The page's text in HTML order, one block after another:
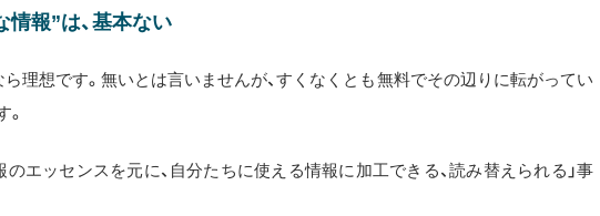
報”は、基本ない
ら理想です。無いとは言いませんが、すくなくとも無料でその辺りに転がってい
エッセンスを元に、自分たちに使える情報に加工できる、読み替えられる」事